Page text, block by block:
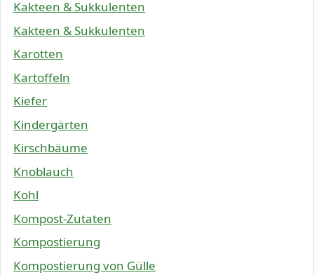
Kakteen & Sukkulenten
Kakteen & Sukkulenten
Karotten
Kartoffeln
Kiefer
Kindergärten
Kirschbäume
Knoblauch
Kohl
Kompost-Zutaten
Kompostierung
Kompostierung von Gülle